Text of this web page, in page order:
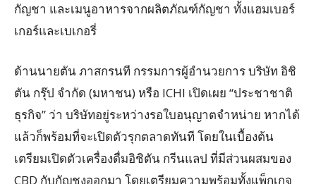
กัญชา และเมนูอาหารจากผลิตภัณฑ์กัญชา ทั้งแฮมเบอร์
เกอร์และเบเกอรี่
ด้านนายตัน ภาสกรนที กรรมการผู้อำนวยการ บริษัท อิชิ
ตัน กรุ๊ป จำกัด (มหาชน) หรือ ICHI เปิดเผย “ประชาชาติ
ธุรกิจ” ว่า บริษัทอยู่ระหว่างรอใบอนุญาตจำหน่าย หากได้
แล้วก็พร้อมที่จะเปิดตัวรุกตลาดทันที โดยในเบื้องต้น
เตรียมเปิดตัวเครื่องดื่มอิชิตัน กรีนแลป ที่มีส่วนผสมของ
CBD กับกัญชงออกมา โดยเตรียมความพร้อมทั้งแพ็กเกจ